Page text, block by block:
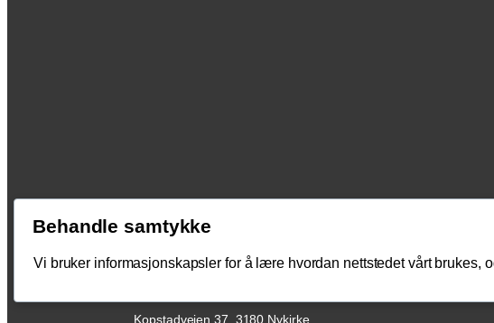
Kopstadveien 37, 3180 Nykirke,
Behandle samtykke
Vi bruker informasjonskapsler for å lære hvordan nettstedet vårt brukes,